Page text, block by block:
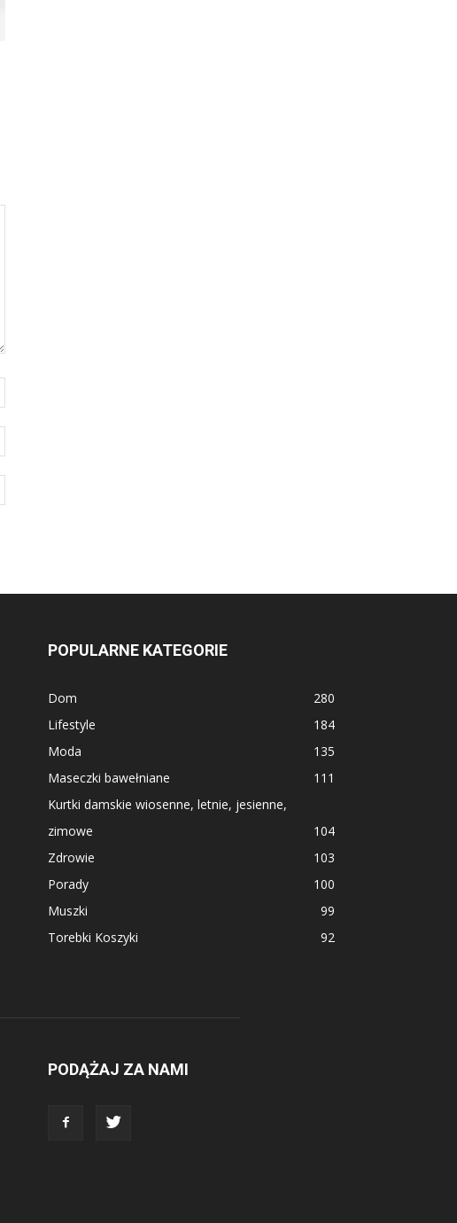
POPULARNE KATEGORIE
Dom
280
Lifestyle
184
Moda
135
Maseczki bawełniane
111
Kurtki damskie wiosenne, letnie, jesienne,
zimowe
104
Zdrowie
103
Porady
100
Muszki
99
Torebki Koszyki
92
PODĄŻAJ ZA NAMI